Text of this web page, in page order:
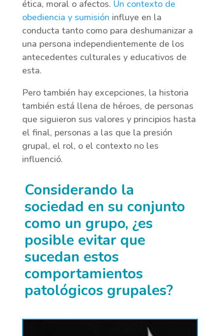
ética, moral o afectos. Un contexto de
obediencia y sumisión influye en la
conducta tanto como para deshumanizar a
una persona independientemente de los
antecedentes culturales y educativos de
esta.
Pero también hay excepciones, la historia
también está llena de héroes, de personas
que siguieron sus valores y principios hasta
el final, personas a las que la presión
grupal, el rol, o el contexto no les
influenció.
Considerando la
sociedad en su conjunto
como un grupo, ¿es
posible evitar que
sucedan estos
comportamientos
patológicos grupales?